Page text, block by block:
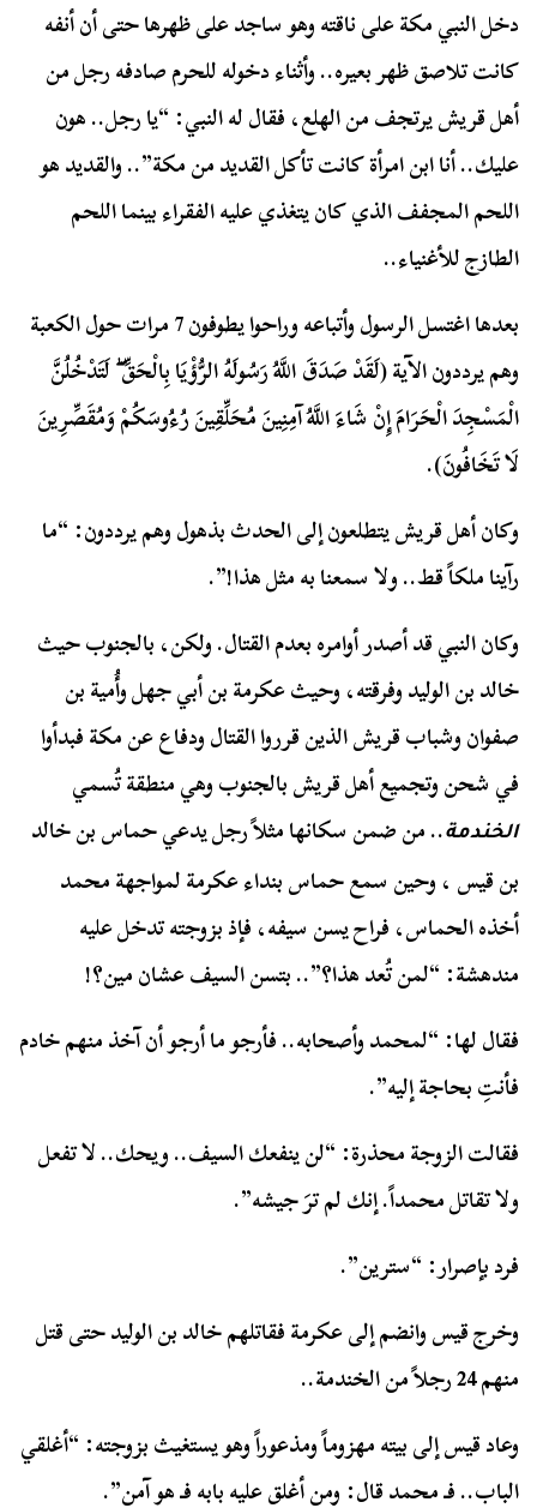
دخل النبي مكة على ناقته وهو ساجد على ظهرها حتى أن أنفه
كانت تلاصق ظهر بعيره.. وأثناء دخوله للحرم صادفه رجل من
أهل قريش يرتجف من الهلع، فقال له النبي: “يا رجل.. هون
عليك.. أنا ابن امرأة كانت تأكل القديد من مكة”.. والقديد هو
اللحم المجفف الذي كان يتغذي عليه الفقراء بينما اللحم
الطازج للأغنياء..
بعدها اغتسل الرسول وأتباعه وراحوا يطوفون 7 مرات حول الكعبة
وهم يرددون الآية(لَقَدْ صَدَقَ اللَّهُ رَسُولَهُ الرُّؤْيَا بِالْحَقِّ ۖ لَتَدْخُلُنَّ
الْمَسْجِدَ الْحَرَامَ إِنْ شَاءَ اللَّهُ آمِنِينَ مُحَلِّقِينَ رُءُوسَكُمْ وَمُقَصِّرِينَ
لَا تَخَافُونَ).
وكان أهل قريش يتطلعون إلى الحدث بذهول وهم يرددون: “ما
رآينا ملكاً قط.. ولا سمعنا به مثل هذا!”.
وكان النبي قد أصدر أوامره بعدم القتال. ولكن، بالجنوب حيث
خالد بن الوليد وفرقته، وحيث عكرمة بن أبي جهل وأُمية بن
صفوان وشباب قريش الذين قرروا القتال ودفاع عن مكة فبدأوا
في شحن وتجميع أهل قريش بالجنوب وهي منطقة تُسمي
الخندمة.. من ضمن سكانها مثلاً رجل يدعي حماس بن خالد
بن قيس ، وحين سمع حماس بنداء عكرمة لمواجهة محمد
أخذه الحماس، فراح يسن سيفه، فإذ بزوجته تدخل عليه
مندهشة: “لمن تُعد هذا؟”.. بتسن السيف عشان مين؟!
فقال لها: “لمحمد وأصحابه.. فأرجو ما أرجو أن آخذ منهم خادم
فأنتِ بحاجة إليه”.
فقالت الزوجة محذرة: “لن ينفعك السيف.. ويحك.. لا تفعل
ولا تقاتل محمداً. إنك لم ترَ جيشه”.
فرد بإصرار: “سترين”.
وخرج قيس وانضم إلى عكرمة فقاتلهم خالد بن الوليد حتى قتل
منهم 24 رجلاً من الخندمة..
وعاد قيس إلى بيته مهزوماً ومذعوراً وهو يستغيث بزوجته: “أغلقي
الباب.. فـ محمد قال: ومن أغلق عليه بابه فـ هو آمن”.